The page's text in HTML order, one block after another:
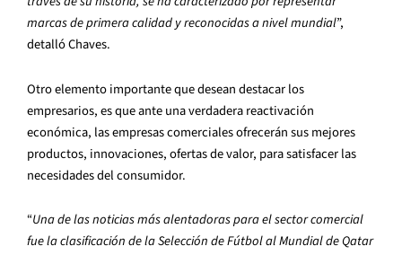
marcas de primera calidad y reconocidas a nivel mundial”,
detalló Chaves.
Otro elemento importante que desean destacar los
empresarios, es que ante una verdadera reactivación
económica, las empresas comerciales ofrecerán sus mejores
productos, innovaciones, ofertas de valor, para satisfacer las
necesidades del consumidor.
“Una de las noticias más alentadoras para el sector comercial
fue la clasificación de la Selección de Fútbol al Mundial de Qatar